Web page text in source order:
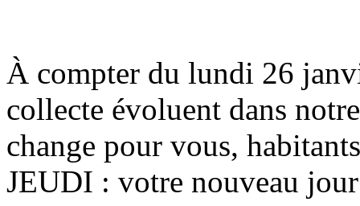
À compter du lundi 26
collecte évoluent dans
change pour vous,
JEUDI : votre nouveau